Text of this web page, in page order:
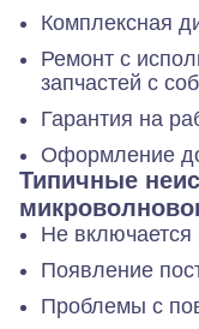
Комплексная
Ремонт с
запчастей с
Гарантия на
Оформление
Типичные
Не включается
Появление
Проблемы с